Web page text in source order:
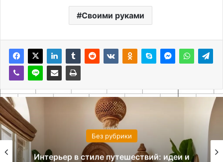
Своими руками
Без рубрики
Интерьер в стиле путешествий: идеи и